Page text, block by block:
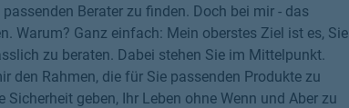
Berater zu finden. Doch bei mir - das
Warum? Ganz einfach: Mein oberstes Ziel ist es, Sie
zu beraten. Dabei stehen Sie im Mittelpunkt.
den Rahmen, die für Sie passenden Produkte zu
geben, Ihr Leben ohne Wenn und Aber zu